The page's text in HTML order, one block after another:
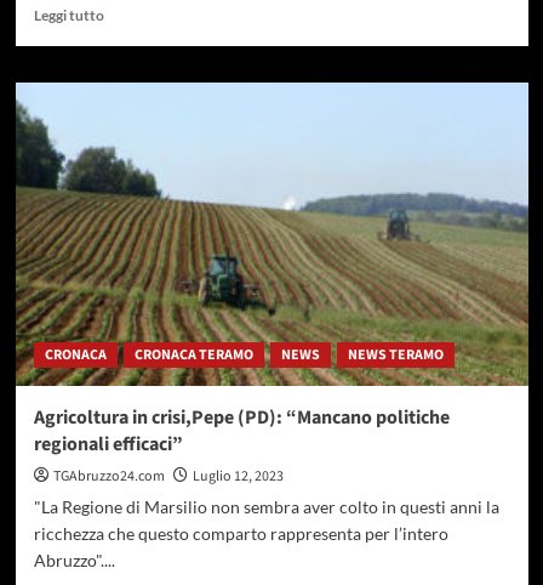
Leggi tuttoLeggi
su
(Pd):
pagamenti
PAC
in
ritardo,
a
rischio
l’intero
settore
CRONACA CRONACA TERAMO NEWS NEWS TERAMO
Agricoltura in crisi,Pepe (PD): “Mancano politiche
regionali efficaci”
TGAbruzzo24.com
Luglio 12, 2023
"La Regione di Marsilio non sembra aver colto in questi anni la
ricchezza che questo comparto rappresenta per l’intero
Abruzzo"....